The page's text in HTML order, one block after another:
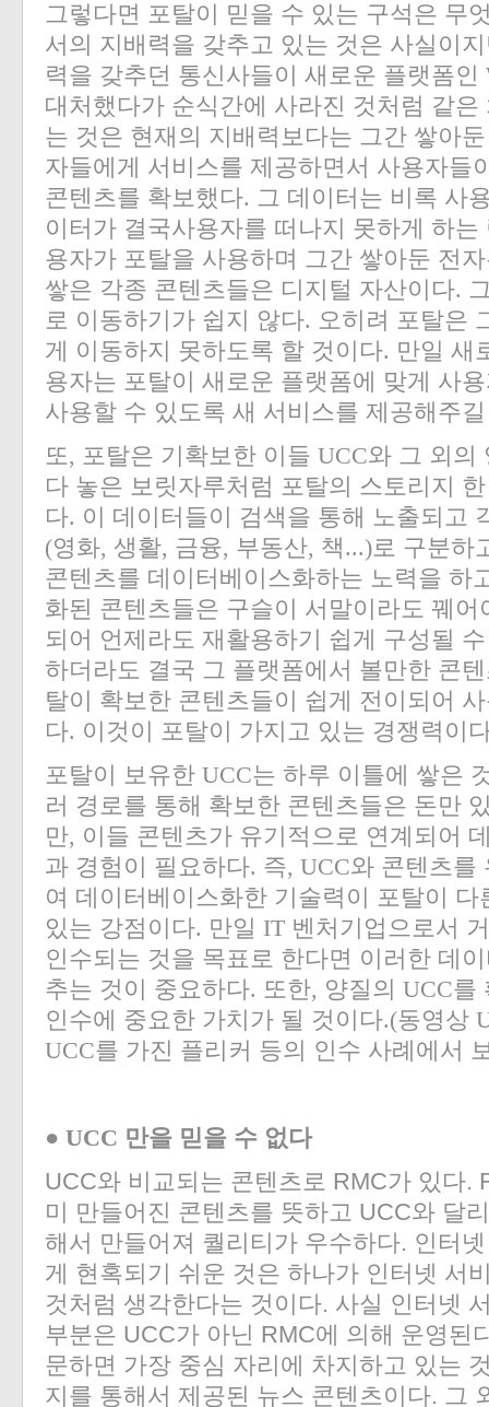
그렇다면 포탈이 믿을 수 있는 구석은 무
서의 지배력을 갖추고 있는 것은 사실이
력을 갖추던 통신사들이 새로운 플랫폼
대처했다가 순식간에 사라진 것처럼 같
는 것은 현재의 지배력보다는 그간 쌓아
자들에게 서비스를 제공하면서 사용자들
콘텐츠를 확보했다. 그 데이터는 비록 사
이터가 결국사용자를 떠나지 못하게 하
용자가 포탈을 사용하며 그간 쌓아둔 전
쌓은 각종 콘텐츠들은 디지털 자산이다.
로 이동하기가 쉽지 않다. 오히려 포탈은
게 이동하지 못하도록 할 것이다. 만일 새
용자는 포탈이 새로운 플랫폼에 맞게 사
사용할 수 있도록 새 서비스를 제공해주
또, 포탈은 기확보한 이들 UCC와 그 외
다 놓은 보릿자루처럼 포탈의 스토리지
다. 이 데이터들이 검색을 통해 노출되고
(영화, 생활, 금융, 부동산, 책...)로 구분하
콘텐츠를 데이터베이스화하는 노력을 하
화된 콘텐츠들은 구슬이 서말이라도 꿰
되어 언제라도 재활용하기 쉽게 구성될
하더라도 결국 그 플랫폼에서 볼만한 콘
탈이 확보한 콘텐츠들이 쉽게 전이되어
다. 이것이 포탈이 가지고 있는 경쟁력이
포탈이 보유한 UCC는 하루 이틀에 쌓은
러 경로를 통해 확보한 콘텐츠들은 돈만
만, 이들 콘텐츠가 유기적으로 연계되어
과 경험이 필요하다. 즉, UCC와 콘텐츠
여 데이터베이스화한 기술력이 포탈이
있는 강점이다. 만일 IT 벤처기업으로서
인수되는 것을 목표로 한다면 이러한 데
추는 것이 중요하다. 또한, 양질의 UCC
인수에 중요한 가치가 될 것이다.(동영상
UCC를 가진 플리커 등의 인수 사례에서
● UCC 만을 믿을 수 없다
UCC와 비교되는 콘텐츠로 RMC가 있다.
미 만들어진 콘텐츠를 뜻하고 UCC와 달
해서 만들어져 퀄리티가 우수하다. 인터
게 현혹되기 쉬운 것은 하나가 인터넷 서
것처럼 생각한다는 것이다. 사실 인터넷
부분은 UCC가 아닌 RMC에 의해 운영된
문하면 가장 중심 자리에 차지하고 있는
지를 통해서 제공된 뉴스 콘텐츠이다. 그